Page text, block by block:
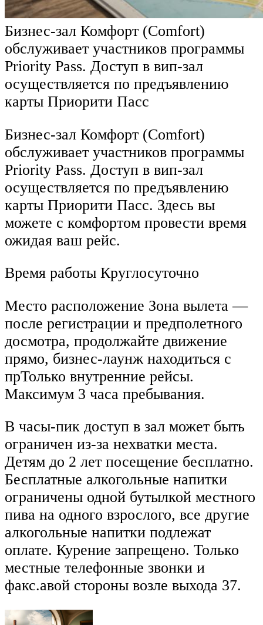
Бизнес-зал Комфорт (Comfort)
обслуживает участников программы
Priority Pass. Доступ в вип-зал
осуществляется по предъявлению
карты Приорити Пасс
Бизнес-зал Комфорт (Comfort)
обслуживает участников программы
Priority Pass. Доступ в вип-зал
осуществляется по предъявлению
карты Приорити Пасс. Здесь вы
можете с комфортом провести время
ожидая ваш рейс.
Время работы Круглосуточно
Место расположение Зона вылета —
после регистрации и предполетного
досмотра, продолжайте движение
прямо, бизнес-лаунж находиться с
прТолько внутренние рейсы.
Максимум 3 часа пребывания.
В часы-пик доступ в зал может быть
ограничен из-за нехватки места.
Детям до 2 лет посещение бесплатно.
Бесплатные алкогольные напитки
ограничены одной бутылкой местного
пива на одного взрослого, все другие
алкогольные напитки подлежат
оплате. Курение запрещено. Только
местные телефонные звонки и
факс.авой стороны возле выхода 37.